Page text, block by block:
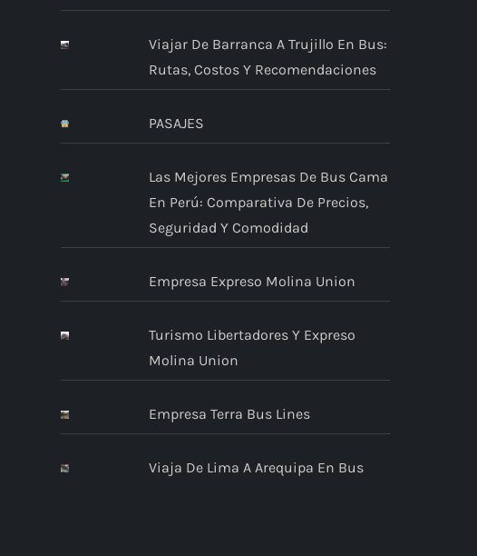
Viajar De Barranca A Trujillo En Bus:
Rutas, Costos Y Recomendaciones
PASAJES
Las Mejores Empresas De Bus Cama
En Perú: Comparativa De Precios,
Seguridad Y Comodidad
Empresa Expreso Molina Union
Turismo Libertadores Y Expreso
Molina Union
Empresa Terra Bus Lines
Viaja De Lima A Arequipa En Bus